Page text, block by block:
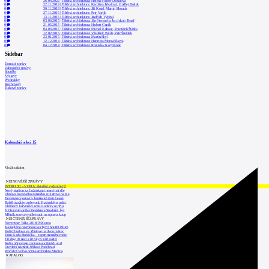
0
22.11.2019| Tištěná architektura: Karolina Jirkalová, Ondřej Dušek
0
30.11.2018| Tištěná architektura: Jiří Kotal, Martin Hrouda
0
27.11.2015| Tištěná architektura: Petr Vorlík
0
13.11.2015| Tištěná architektura: Jindřich Vybíral
0
03.06.2015 |Tištěná architektura: Ján Stempel a Jan Jakub Tesař
0
21.05.2015 |Tištěná architektura: Hubert Guzik
0
04.04.2015 |Tištěná architektura: Michal Kohout, František Štáfek
0 12.02.2015 |Tištěná architektura: Vladimír Balda, Petr Šmídek
0
23.01.2015 |Tištěná architektura: Martin Hejl
0 12.12.2014 |Tištěná architektura: Henrieta Moravčíková
0
04.12.2014 |Tištěná architektura: Rostislav Koryčánek
Sidebar
Domácí zprávy
Zahraniční zprávy
Soutěže
Výstavy
Přednášky
Rozhovory
Tiskové zprávy
Kalendář akcí 15
Vložit událost
NEJNOVĚJŠÍ ZPRÁVY
INTRO 30 – VODA: aktuální vydání je již
Nový stadion za Lužánkami nesmí mít dle
Obnova loveckého zámečku u Ostrova na Ka
Developer postaví v brněnské části Lesná
Babiš uvažuje o převodu Hrzánského palác
Oblíbený karvinský areál Lodičky se přip
V Ostravě vzniká Rezidence Stodolní, byt
Mělník znovu vypíše tendr na opravu koup
NEJČTENĚJŠÍ ZPRÁVY
November Talks 2018: M.Corea
Jak nejlépe navrhnout kuchyň? Soutěž Blum
Hořící budova ve Zlíně se na dvou místec
Dům Karla Hubáčka – experimentální rodin
Tři dny, tři noci a tři vily v záři světel
Kolín připravuje centrum sociálních služ
Otevření náměstí Jiřího z Poděbrad
World of Volvo očima architekta Martina
KATALOG